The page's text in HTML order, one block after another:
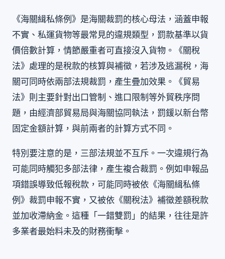
《海關緝私條例》是海關裁罰的核心母法，涵蓋申報
不實、私運貨物等最常見的違規類型，罰款基準以貨
價倍數計算，情節嚴重者可直接沒入貨物。《關稅
法》處理的是稅款的核算與補徵，若涉及逃漏稅，海
關可同時依兩部法規裁罰，產生疊加效果。《貿易
法》則主要針對出口管制、進口限制等外貿秩序問
題，由經濟部貿易局與海關協同執法，罰鍰以新台幣
固定金額計算，與前兩者的計算方式不同。
特別要注意的是，三部法規並不互斥。一次違規行為
可能同時觸犯多部法律，產生複合裁罰。例如申報品
項錯誤導致低報稅款，可能同時被依《海關緝私條
例》裁罰申報不實，又被依《關稅法》補徵差額稅款
並加收滯納金。這種「一錯雙罰」的結果，往往是許
多業者最始料未及的財務衝擊。